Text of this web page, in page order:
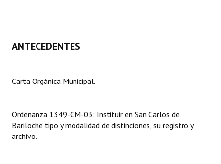
Carta Orgánica 2007
Organigrama
DOCUMENTOS
ANTECEDENTES
Carta Orgánica Municipal.
Ordenanza 1349-CM-03: Instituir en San Carlos de
Bariloche tipo y modalidad de distinciones, su registro y
archivo.